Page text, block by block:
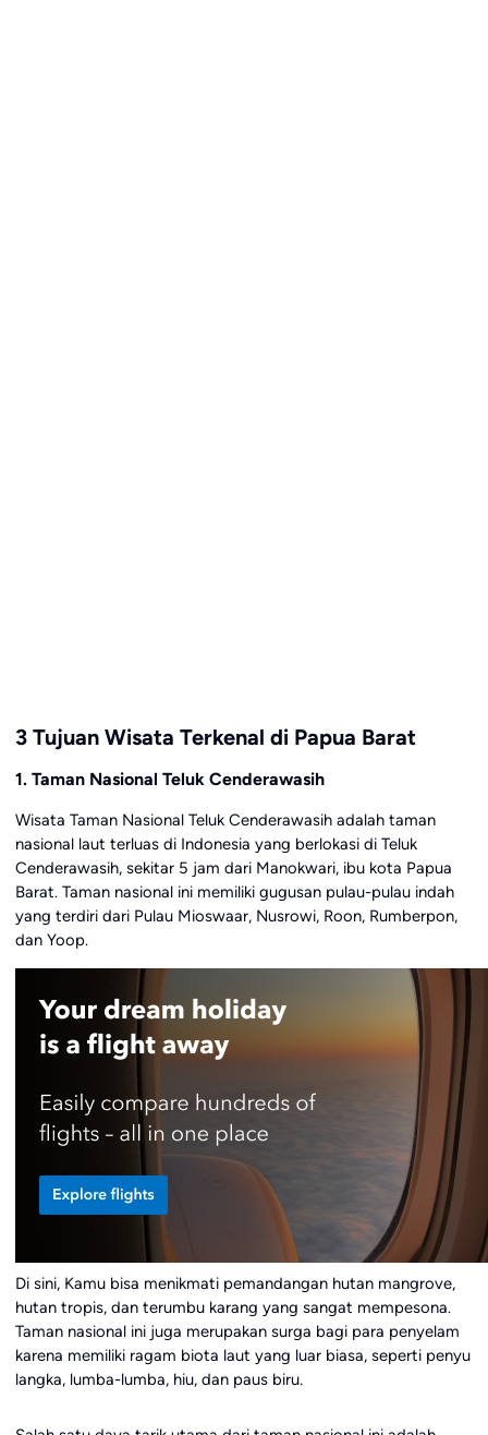
3 Tujuan Wisata Terkenal di Papua Barat
1. Taman Nasional Teluk Cenderawasih
Wisata Taman Nasional Teluk Cenderawasih adalah taman
nasional laut terluas di Indonesia yang berlokasi di Teluk
Cenderawasih, sekitar 5 jam dari Manokwari, ibu kota Papua
Barat. Taman nasional ini memiliki gugusan pulau-pulau indah
yang terdiri dari Pulau Mioswaar, Nusrowi, Roon, Rumberpon,
dan Yoop.
Di sini, Kamu bisa menikmati pemandangan hutan mangrove,
hutan tropis, dan terumbu karang yang sangat mempesona.
Taman nasional ini juga merupakan surga bagi para penyelam
karena memiliki ragam biota laut yang luar biasa, seperti penyu
langka, lumba-lumba, hiu, dan paus biru.